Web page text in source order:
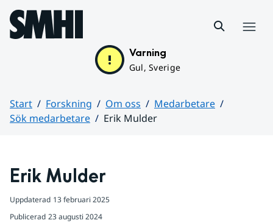
Hoppa till sidans innehåll
Varning
Gul, Sverige
Start Forskning Om oss
Medarbetare
Sök medarbetare
Erik Mulder
Erik Mulder
Uppdaterad 13 februari 2025
Publicerad 23 augusti 2024